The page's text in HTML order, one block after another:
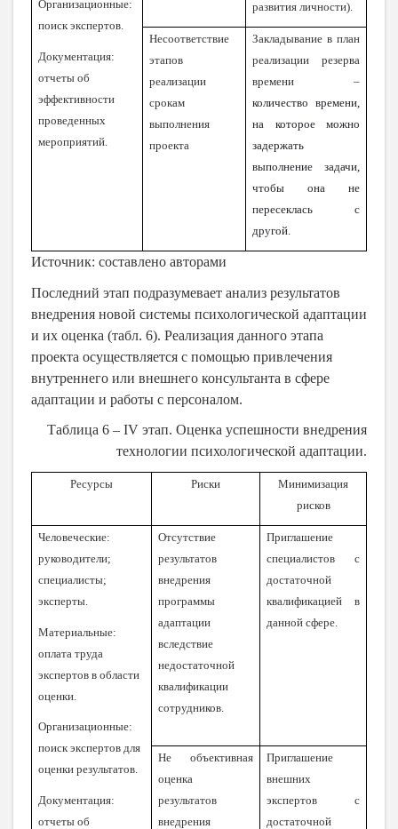
Организационные:
поиск экспертов.
Документация:
отчеты об
эффективности
проведенных
мероприятий.
развития личности).
Несоответствие
этапов
реализации
срокам
выполнения
проекта
Закладывание в план
реализации резерва
времени –
количество времени,
на которое можно
задержать
выполнение задачи,
чтобы она не
пересеклась с
другой.
Источник: составлено авторами
Последний этап подразумевает анализ результатов
внедрения новой системы психологической адаптации
и их оценка (табл. 6). Реализация данного этапа
проекта осуществляется с помощью привлечения
внутреннего или внешнего консультанта в сфере
адаптации и работы с персоналом.
Таблица 6 – IV этап. Оценка успешности внедрения
технологии психологической адаптации.
Ресурсы Риски
Минимизация
рисков
Человеческие:
руководители;
специалисты;
эксперты.
Материальные:
оплата труда
экспертов в области
оценки.
Организационные:
поиск экспертов для
оценки результатов.
Документация:
отчеты об
Отсутствие
результатов
внедрения
программы
адаптации
вследствие
недостаточной
квалификации
сотрудников.
Приглашение
специалистов с
достаточной
квалификацией в
данной сфере.
Не объективная
оценка
результатов
внедрения
Приглашение
внешних
экспертов с
достаточной